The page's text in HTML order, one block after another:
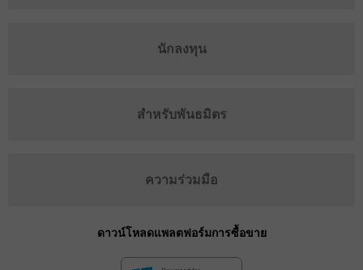
นักลงทุน
สำหรับพันธมิตร
ความร่วมมือ
ดาวน์โหลดแพลตฟอร์มการซื้อขาย